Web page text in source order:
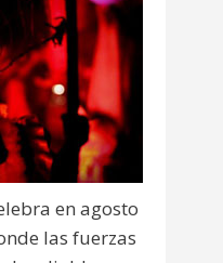
en agosto
las fuerzas